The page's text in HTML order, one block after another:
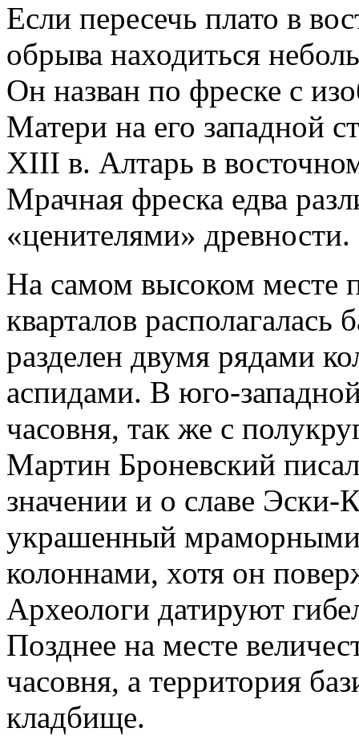
Если пересечь плато в
обрыва находиться
Он назван по фреске с
Матери на его западной
XIII в. Алтарь в
Мрачная фреска едва
«ценителями» древности.
На самом высоком месте
кварталов
разделен двумя рядами
аспидами. В юго-
часовня, так же с
Мартин Броневский
значении и о славе Эски-
украшенный
колоннами, хотя он
Археологи датируют
Позднее на месте
часовня, а территория
кладбище.